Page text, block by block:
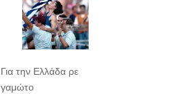
Για την Ελλάδα ρε
γαμώτο